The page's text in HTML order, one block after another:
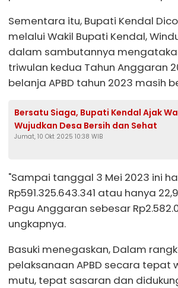
Sementara itu, Bupati Kendal
melalui Wakil Bupati Kendal,
dalam sambutannya
triwulan kedua Tahun Anggaran
belanja APBD tahun 2023 masih
Bersatu Siaga, Bupati Kendal Ajak
Wujudkan Desa Bersih dan Sehat
Jumat, 10 Okt 2025 10:38 WIB
"Sampai tanggal 3 Mei 2023 ini
Rp591.325.643.341 atau hanya
Pagu Anggaran sebesar
ungkapnya.
Basuki menegaskan, Dalam
pelaksanaan APBD secara tepat
mutu, tepat sasaran dan